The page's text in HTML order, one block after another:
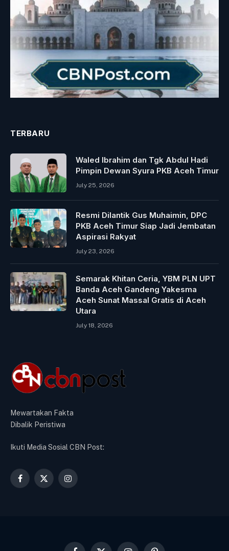
TERBARU
Waled Ibrahim dan Tgk Abdul Hadi
Pimpin Dewan Syura PKB Aceh Timur
July 25, 2026
Resmi Dilantik Gus Muhaimin, DPC
PKB Aceh Timur Siap Jadi Jembatan
Aspirasi Rakyat
July 23, 2026
Semarak Khitan Ceria, YBM PLN UPT
Banda Aceh Gandeng Yakesma
Aceh Sunat Massal Gratis di Aceh
Utara
July 18, 2026
Mewartakan Fakta
Dibalik Peristiwa
Ikuti Media Sosial CBN Post:
Facebook
X
Instagram